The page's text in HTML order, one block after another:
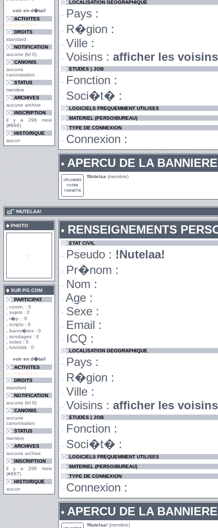
voir en d�tail
ACTIVITES
DROITS
standard
NOTIFICATION
aucune (lvl 0)
CANONIS.
aucune
canonisation
STATUS
membre
ARCHIVES
aucune archive
INSCRIPTION
il y a 298 mois
(#866)
HISTORIQUE
aucun
LOCALISATION GEOGRAPHIQUE
Pays :
R�gion :
Ville :
Voisins : afficher les
ETUDES | JOB
Fonction :
Soci�t� :
LOGICIELS FREQUEMMENT UTILISES
MATERIEL (PERSO/BUREAU)
TYPE DE CONNEXION
Connexion :
APERCU DE LA
!Nutelaa (membre)
!NUTELAA!
PHOTO
SUR PG.COM
PARTICIPAT.
comm. : 0
sujets : 0
r�p. : 0
scripts : 0
banni�res : 0
sondages : 0
votes : 0
tutorials : 0
voir en d�tail
ACTIVITES
DROITS
standard
NOTIFICATION
aucune (lvl 0)
CANONIS.
aucune
canonisation
STATUS
membre
ARCHIVES
aucune archive
INSCRIPTION
il y a 298 mois
(#867)
HISTORIQUE
aucun
RENSEIGNEMENTS
ETAT CIVIL
Pseudo : !Nutelaa!
Pr�nom :
Nom :
Age :
Sexe :
Email :
ICQ :
LOCALISATION GEOGRAPHIQUE
Pays :
R�gion :
Ville :
Voisins : afficher les
ETUDES | JOB
Fonction :
Soci�t� :
LOGICIELS FREQUEMMENT UTILISES
MATERIEL (PERSO/BUREAU)
TYPE DE CONNEXION
Connexion :
APERCU DE LA
!Nutelaa! (membre)